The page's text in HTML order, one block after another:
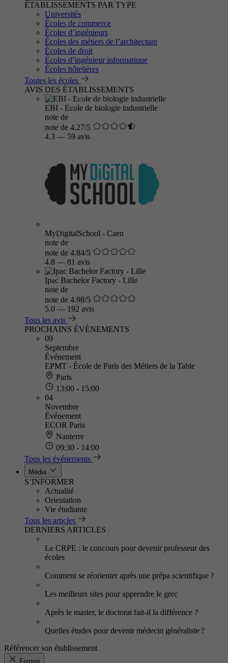
ÉTABLISSEMENTS PAR TYPE
Universités
Écoles de commerce
Écoles d’ingénieurs
Écoles des métiers de l’architecture
Écoles de droit
Écoles d’ingénieur informatique
Écoles hôtelières
Toutes les écoles
AVIS DES ÉTABLISSEMENTS
EBI - Ecole de biologie industrielle
note de
note de 4.27/5
4.3 — 59 avis
MyDigitalSchool - Caen
note de
note de 4.84/5
4.8 — 81 avis
Ipac Bachelor Factory - Lille
note de
note de 4.98/5
5.0 — 192 avis
Tous les avis
PROCHAINS ÉVÈNEMENTS
09
Septembre
Événement
EPMT - École de Paris des Métiers de la Table
Paris
13:00 - 15:00
04
Novembre
Événement
ECOR Paris
Nanterre
09:30 - 14:00
Tous les événements
Média
S’INFORMER
Actualité
Orientation
Vie étudiante
Tous les articles
DERNIERS ARTICLES
Le CRPE : le concours pour devenir professeur des
écoles
Comment se réorienter après une prépa scientifique ?
Les meilleurs sites pour apprendre le grec
Après le master, le doctorat fait-il la différence ?
Quelles études pour devenir médecin généraliste ?
Référencer son établissement
Fermer